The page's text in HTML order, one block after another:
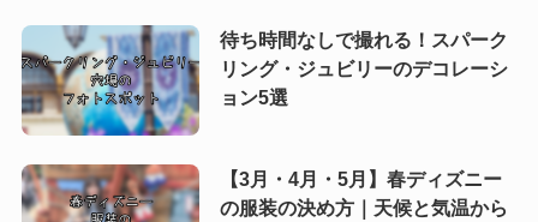
待ち時間なしで撮れる！スパーク
リング・ジュビリーのデコレーシ
ョン5選
【3月・4月・5月】春ディズニー
の服装の決め方｜天候と気温から